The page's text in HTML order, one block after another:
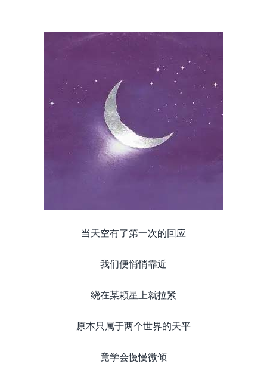
当天空有了第一次的回应
我们便悄悄靠近
绕在某颗星上就拉紧
原本只属于两个世界的天平
竟学会慢慢微倾